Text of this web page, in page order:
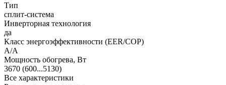
Тип
сплит-система
Инверторная технология
да
Класс энергоэффективности (EER/COP)
A/A
Мощность обогрева, Вт
3670 (600...5130)
Все характеристики